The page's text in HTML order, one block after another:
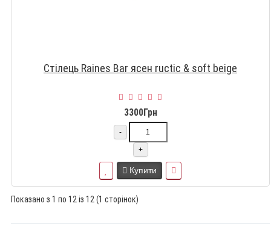
Стілець Raines Bar ясен ructic & soft beige
3300Грн
-
+
Купити
Показано з 1 по 12 із 12 (1 сторінок)